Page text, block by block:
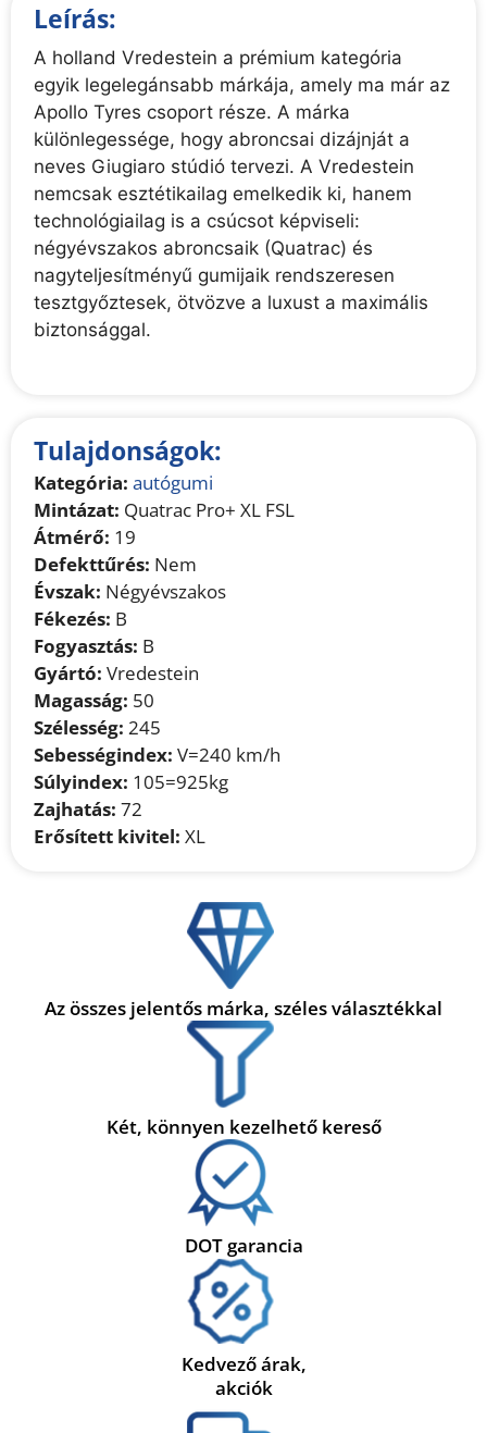
Leírás:
A holland Vredestein a prémium kategória
egyik legelegánsabb márkája, amely ma már az
Apollo Tyres csoport része. A márka
különlegessége, hogy abroncsai dizájnját a
neves Giugiaro stúdió tervezi. A Vredestein
nemcsak esztétikailag emelkedik ki, hanem
technológiailag is a csúcsot képviseli:
négyévszakos abroncsaik (Quatrac) és
nagyteljesítményű gumijaik rendszeresen
tesztgyőztesek, ötvözve a luxust a maximális
biztonsággal.
Tulajdonságok:
Kategória: autógumi
Mintázat: Quatrac Pro+ XL FSL
Átmérő: 19
Defekttűrés: Nem
Évszak: Négyévszakos
Fékezés: B
Fogyasztás: B
Gyártó: Vredestein
Magasság: 50
Szélesség: 245
Sebességindex: V=240 km/h
Súlyindex: 105=925kg
Zajhatás: 72
Erősített kivitel: XL
Az összes jelentős márka, széles választékkal
Két, könnyen kezelhető kereső
DOT garancia
Kedvező árak,
akciók